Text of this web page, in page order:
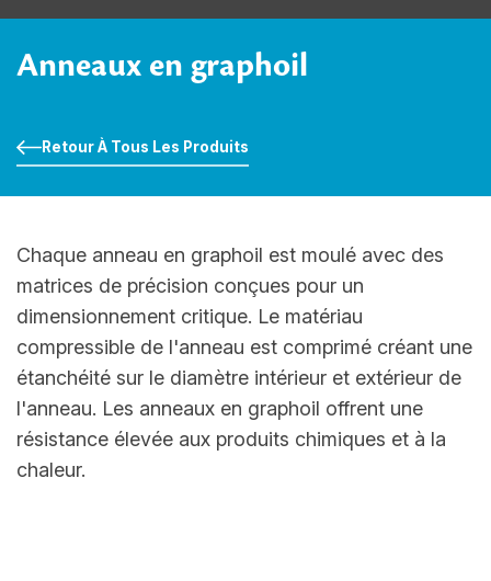
Anneaux en graphoil
Retour À Tous Les Produits
Chaque anneau en graphoil est moulé avec des
matrices de précision conçues pour un
dimensionnement critique. Le matériau
compressible de l'anneau est comprimé créant une
étanchéité sur le diamètre intérieur et extérieur de
l'anneau. Les anneaux en graphoil offrent une
résistance élevée aux produits chimiques et à la
chaleur.